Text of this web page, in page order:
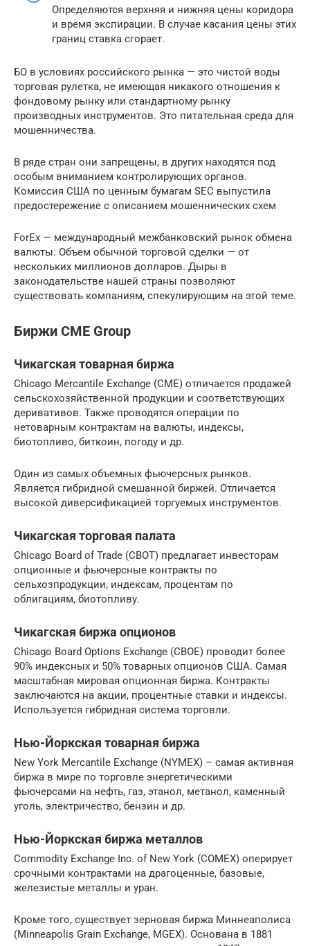
Определяются верхняя и нижняя цены коридора
и время экспирации. В случае касания цены этих
границ ставка сгорает.
БО в условиях российского рынка — это чистой воды
торговая рулетка, не имеющая никакого отношения к
фондовому рынку или стандартному рынку
производных инструментов. Это питательная среда для
мошенничества.
В ряде стран они запрещены, в других находятся под
особым вниманием контролирующих органов.
Комиссия США по ценным бумагам SEC выпустила
предостережение с описанием мошеннических схем
ForEx — международный межбанковский рынок обмена
валюты. Объем обычной торговой сделки — от
нескольких миллионов долларов. Дыры в
законодательстве нашей страны позволяют
существовать компаниям, спекулирующим на этой теме.
Биржи CME Group
Чикагская товарная биржа
Chicago Mercantile Exchange (CME) отличается продажей
сельскохозяйственной продукции и соответствующих
деривативов. Также проводятся операции по
нетоварным контрактам на валюты, индексы,
биотопливо, биткоин, погоду и др.
Один из самых объемных фьючерсных рынков.
Является гибридной смешанной биржей. Отличается
высокой диверсификацией торгуемых инструментов.
Чикагская торговая палата
Chicago Board of Trade (CBOT) предлагает инвесторам
опционные и фьючерсные контракты по
сельхозпродукции, индексам, процентам по
облигациям, биотопливу.
Чикагская биржа опционов
Chicago Board Options Exchange (СВОЕ) проводит более
90% индексных и 50% товарных опционов США. Самая
масштабная мировая опционная биржа. Контракты
заключаются на акции, процентные ставки и индексы.
Используется гибридная система торговли.
Нью-Йоркская товарная биржа
New York Mercantile Exchange (NYMEX) – самая активная
биржа в мире по торговле энергетическими
фьючерсами на нефть, газ, этанол, метанол, каменный
уголь, электричество, бензин и др.
Нью-Йоркская биржа металлов
Commodity Exchange Inc. of New York (COMEX) оперирует
срочными контрактами на драгоценные, базовые,
железистые металлы и уран.
Кроме того, существует зерновая биржа Миннеаполиса
(Minneapolis Grain Exchange, MGEX). Основана в 1881